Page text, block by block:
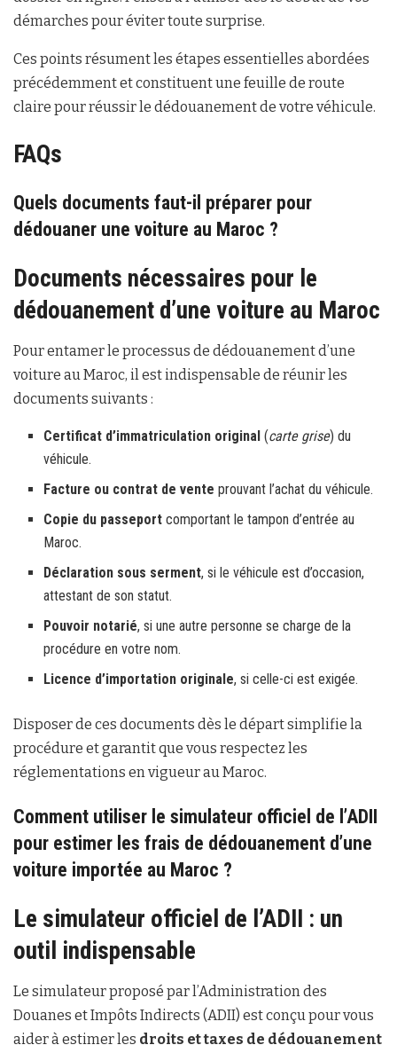
démarches pour éviter toute surprise.
Ces points résument les étapes essentielles abordées
précédemment et constituent une feuille de route
claire pour réussir le dédouanement de votre véhicule.
FAQs
Quels documents faut-il préparer pour
dédouaner une voiture au Maroc ?
Documents nécessaires pour le
dédouanement d’une voiture au Maroc
Pour entamer le processus de dédouanement d’une
voiture au Maroc, il est indispensable de réunir les
documents suivants :
Certificat d’immatriculation original (carte grise) du
véhicule.
Facture ou contrat de vente prouvant l’achat du véhicule.
Copie du passeport comportant le tampon d’entrée au
Maroc.
Déclaration sous serment, si le véhicule est d’occasion,
attestant de son statut.
Pouvoir notarié, si une autre personne se charge de la
procédure en votre nom.
Licence d’importation originale, si celle-ci est exigée.
Disposer de ces documents dès le départ simplifie la
procédure et garantit que vous respectez les
réglementations en vigueur au Maroc.
Comment utiliser le simulateur officiel de l’ADII
pour estimer les frais de dédouanement d’une
voiture importée au Maroc ?
Le simulateur officiel de l’ADII : un
outil indispensable
Le simulateur proposé par l’Administration des
Douanes et Impôts Indirects (ADII) est conçu pour vous
aider à estimer les droits et taxes de dédouanement